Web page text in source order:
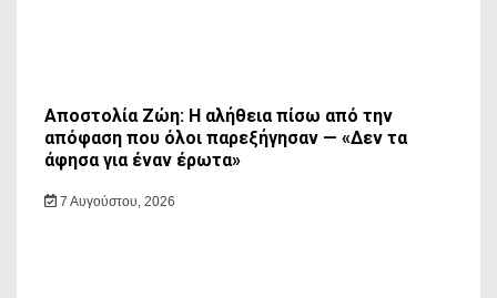
Αποστολία Ζώη: Η αλήθεια πίσω από την
απόφαση που όλοι παρεξήγησαν — «Δεν τα
άφησα για έναν έρωτα»
7 Αυγούστου, 2026